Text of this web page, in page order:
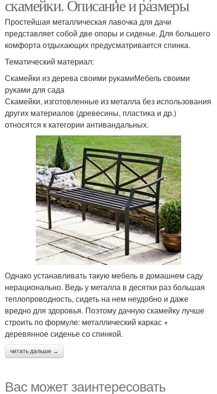
скамейки. Описание и размеры
Простейшая металлическая лавочка для дачи
представляет собой две опоры и сиденье. Для большего
комфорта отдыхающих предусматривается спинка.
Тематический материал:
Скамейки из дерева своими рукамиМебель своими
руками для сада
Скамейки, изготовленные из металла без использования
других материалов (древесины, пластика и др.)
относятся к категории антивандальных.
Однако устанавливать такую мебель в домашнем саду
нерационально. Ведь у металла в десятки раз большая
теплопроводность, сидеть на нем неудобно и даже
вредно для здоровья. Поэтому дачную скамейку лучше
строить по формуле: металлический каркас +
деревянное сиденье со спинкой.
читать дальше →
Вас может заинтересовать